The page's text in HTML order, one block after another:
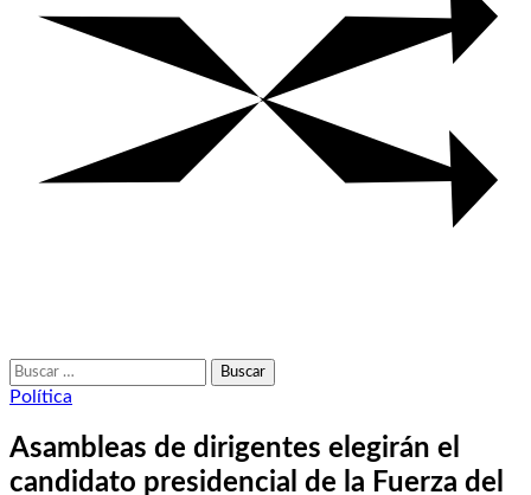
Buscar:
Política
Asambleas de dirigentes elegirán el
candidato presidencial de la Fuerza del